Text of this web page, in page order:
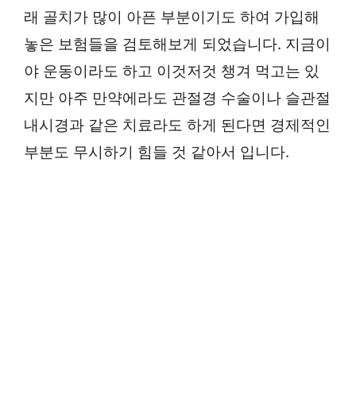
래 골치가 많이 아픈 부분이기도 하여 가입해
놓은 보험들을 검토해보게 되었습니다. 지금이
야 운동이라도 하고 이것저것 챙겨 먹고는 있
지만 아주 만약에라도 관절경 수술이나 슬관절
내시경과 같은 치료라도 하게 된다면 경제적인
부분도 무시하기 힘들 것 같아서 입니다.